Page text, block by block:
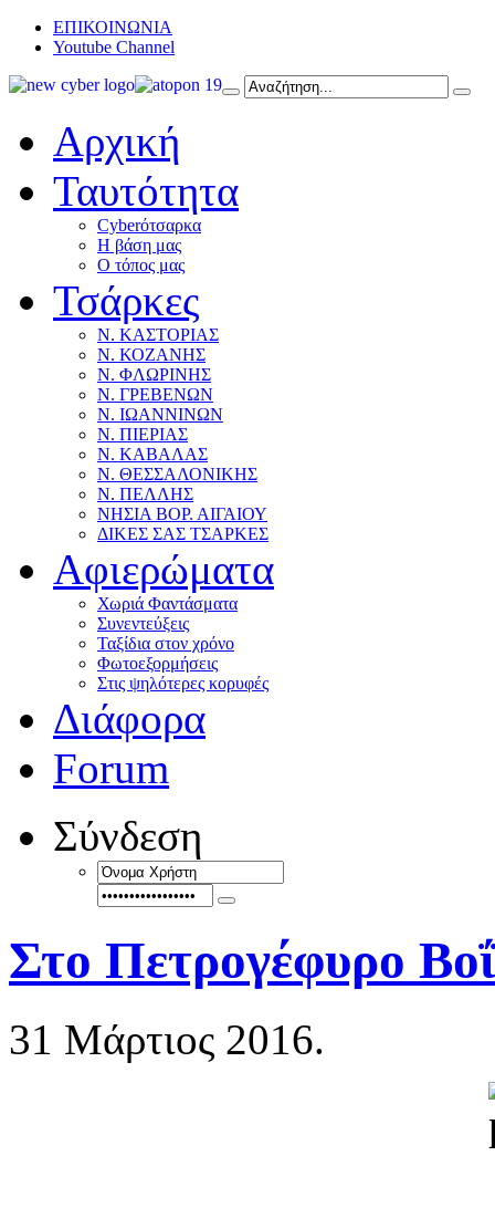
ΕΠΙΚΟΙΝΩΝΙΑ
Youtube Channel
Αρχική
Ταυτότητα
Cyberότσαρκα
Η βάση μας
Ο τόπος μας
Τσάρκες
Ν. ΚΑΣΤΟΡΙΑΣ
Ν. ΚΟΖΑΝΗΣ
Ν. ΦΛΩΡΙΝΗΣ
Ν. ΓΡΕΒΕΝΩΝ
Ν. ΙΩΑΝΝΙΝΩΝ
Ν. ΠΙΕΡΙΑΣ
Ν. ΚΑΒΑΛΑΣ
Ν. ΘΕΣΣΑΛΟΝΙΚΗΣ
Ν. ΠΕΛΛΗΣ
ΝΗΣΙΑ ΒΟΡ. ΑΙΓΑΙΟΥ
ΔΙΚΕΣ ΣΑΣ ΤΣΑΡΚΕΣ
Αφιερώματα
Χωριά Φαντάσματα
Συνεντεύξεις
Ταξίδια στον χρόνο
Φωτοεξορμήσεις
Στις ψηλότερες κορυφές
Διάφορα
Forum
Σύνδεση
Στο Πετρογέφυρο
31 Μάρτιος 2016.